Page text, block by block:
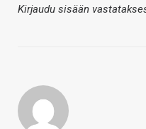
Kirjaudu sisään